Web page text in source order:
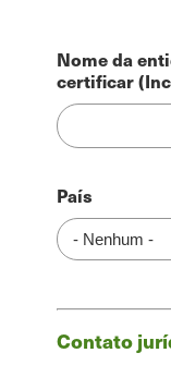
Nome da
certificar
Endereço
País
Contato